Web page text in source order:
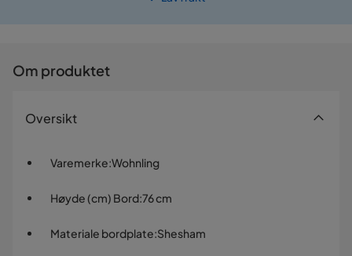
Om produktet
Oversikt
Varemerke:Wohnling
Høyde (cm) Bord:76 cm
Materiale bordplate:Shesham